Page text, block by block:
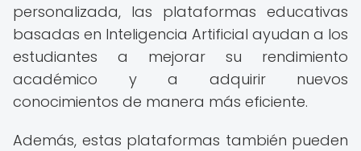
personalizada, las plataformas educativas
basadas en Inteligencia Artificial ayudan a los
estudiantes a mejorar su rendimiento
académico y a adquirir nuevos
conocimientos de manera más eficiente.
Además, estas plataformas también pueden